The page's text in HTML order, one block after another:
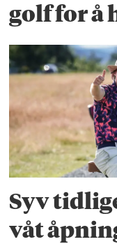
golf for å
Syv
våt